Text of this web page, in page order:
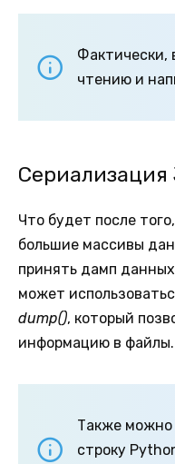
Фактически,
чтению и
Сериализация
Что будет после
большие массивы
принять дамп
может
dump(), который
информацию в файлы.
Также можно
строку